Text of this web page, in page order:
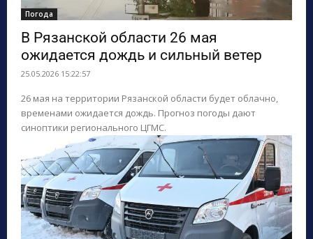
Погода
В Рязанской области 26 мая
ожидается дождь и сильный ветер
25.05.2026 15:22:57
26 мая на территории Рязанской области будет облачно,
временами ожидается дождь. Прогноз погоды дают
синоптики регионального ЦГМС.